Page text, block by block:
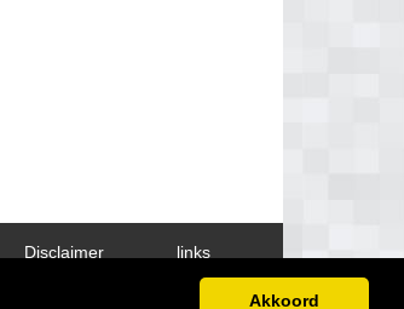
Akkoord
links
Disclaimer